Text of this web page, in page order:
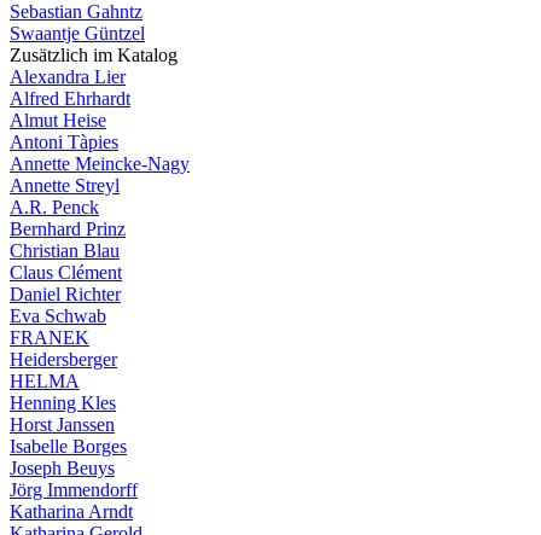
Sebastian Gahntz
Swaantje Güntzel
Zusätzlich im Katalog
Alexandra Lier
Alfred Ehrhardt
Almut Heise
Antoni Tàpies
Annette Meincke-Nagy
Annette Streyl
A.R. Penck
Bernhard Prinz
Christian Blau
Claus Clément
Daniel Richter
Eva Schwab
FRANEK
Heidersberger
HELMA
Henning Kles
Horst Janssen
Isabelle Borges
Joseph Beuys
Jörg Immendorff
Katharina Arndt